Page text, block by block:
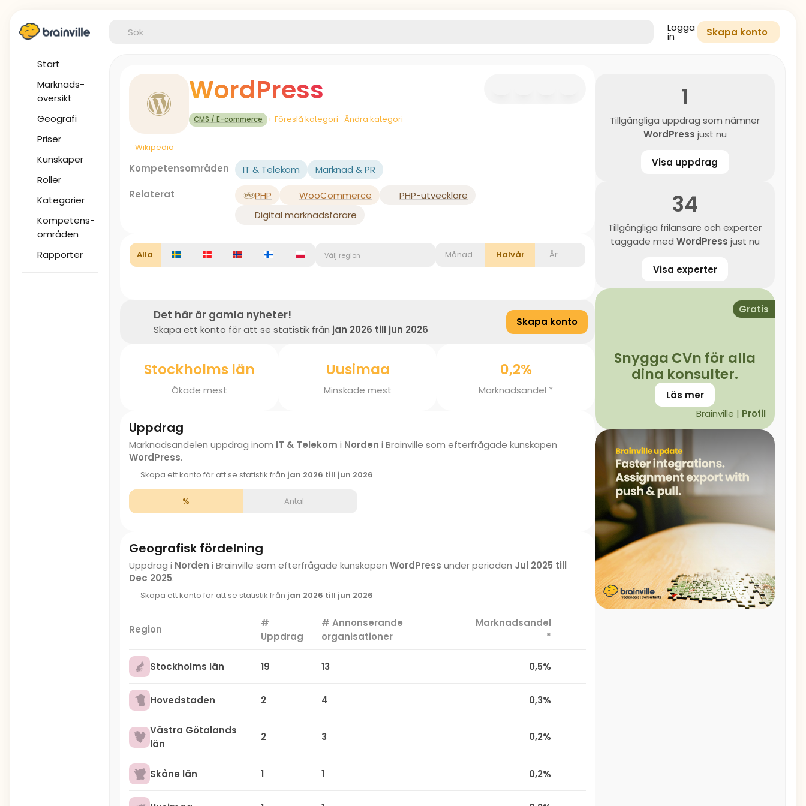
Start
Marknads-
översikt
Geografi
Priser
Kunskaper
Roller
Kategorier
Kompetens-
områden
Rapporter
Logga
in Skapa konto
WordPress
CMS / E-commerce + Föreslå kategori- Ändra kategori
Wikipedia
Kompetensområden IT & Telekom
Marknad & PR
Relaterat
PHP WooCommerce
PHP-utvecklare
Digital marknadsförare
Alla Välj region Månad Halvår År
Det här är gamla nyheter!
Skapa ett konto för att se statistik från jan 2026 till jun 2026
Skapa konto
Stockholms län
Ökade mest
Uusimaa
Minskade mest
0,2%
Marknadsandel *
Uppdrag
Marknadsandelen uppdrag inom IT & Telekom i Norden i Brainville som efterfrågade kunskapen
WordPress.
Skapa ett konto för att se statistik från jan 2026 till jun 2026
% Antal
Geografisk fördelning
Uppdrag i Norden i Brainville som efterfrågade kunskapen WordPress under perioden Jul 2025 till
Dec 2025.
Skapa ett konto för att se statistik från jan 2026 till jun 2026
Region
#
Uppdrag
# Annonserande
organisationer
Marknadsandel
*
Stockholms län 19 13 0,5%
Hovedstaden 2 4 0,3%
Västra Götalands
län
2 3 0,2%
Skåne län 1 1 0,2%
1
Tillgängliga uppdrag som nämner
WordPress just nu
Visa uppdrag
34
Tillgängliga frilansare och experter
taggade med WordPress just nu
Visa experter
Gratis
Snygga CVn för alla
dina konsulter.
Läs mer
Brainville | Profil